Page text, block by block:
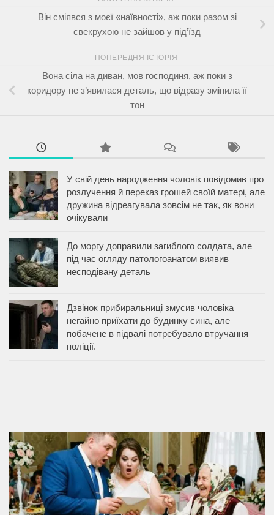
Він сміявся з моєї «наївності», аж поки разом зі
свекрухою не зайшов у під’їзд
ПОПЕРЕДНЯ ІСТОРІЯ
Вона сіла на диван, мов господиня, аж поки з
коридору не з’явилася деталь, що відразу змінила її
тон
У свій день народження чоловік повідомив про
розлучення й переказ грошей своїй матері, але
дружина відреагувала зовсім не так, як вони
очікували
До моргу доправили загиблого солдата, але
під час огляду патологоанатом виявив
несподівану деталь
Дзвінок прибиральниці змусив чоловіка
негайно приїхати до будинку сина, але
побачене в підвалі потребувало втручання
поліції.